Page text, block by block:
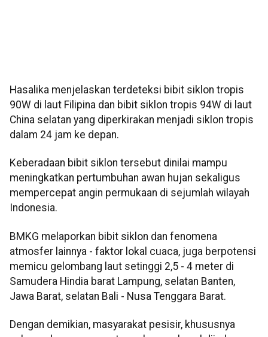
Hasalika menjelaskan terdeteksi bibit siklon tropis
90W di laut Filipina dan bibit siklon tropis 94W di laut
China selatan yang diperkirakan menjadi siklon tropis
dalam 24 jam ke depan.
Keberadaan bibit siklon tersebut dinilai mampu
meningkatkan pertumbuhan awan hujan sekaligus
mempercepat angin permukaan di sejumlah wilayah
Indonesia.
BMKG melaporkan bibit siklon dan fenomena
atmosfer lainnya - faktor lokal cuaca, juga berpotensi
memicu gelombang laut setinggi 2,5 - 4 meter di
Samudera Hindia barat Lampung, selatan Banten,
Jawa Barat, selatan Bali - Nusa Tenggara Barat.
Dengan demikian, masyarakat pesisir, khususnya